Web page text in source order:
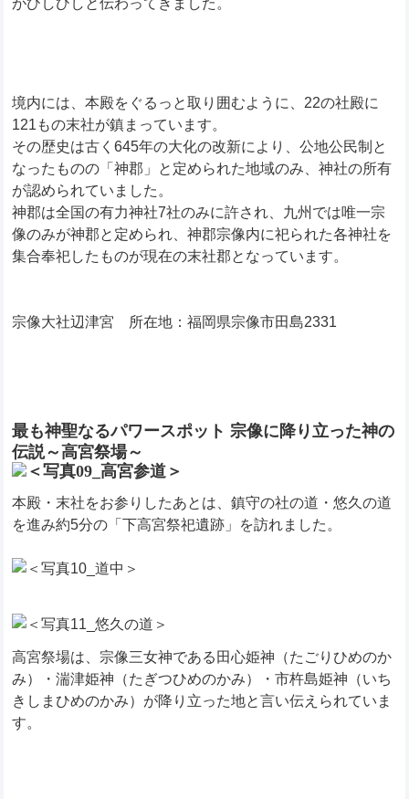
がひしひしと伝わってきました。
境内には、本殿をぐるっと取り囲むように、22の社殿に
121もの末社が鎮まっています。
その歴史は古く645年の大化の改新により、公地公民制と
なったものの「神郡」と定められた地域のみ、神社の所有
が認められていました。
神郡は全国の有力神社7社のみに許され、九州では唯一宗
像のみが神郡と定められ、神郡宗像内に祀られた各神社を
集合奉祀したものが現在の末社郡となっています。
宗像大社辺津宮 所在地：福岡県宗像市田島2331
最も神聖なるパワースポット 宗像に降り立った神の
伝説～高宮祭場～
本殿・末社をお参りしたあとは、鎮守の社の道・悠久の道
を進み約5分の「下高宮祭祀遺跡」を訪れました。
高宮祭場は、宗像三女神である田心姫神（たごりひめのか
み）・湍津姫神（たぎつひめのかみ）・市杵島姫神（いち
きしまひめのかみ）が降り立った地と言い伝えられていま
す。